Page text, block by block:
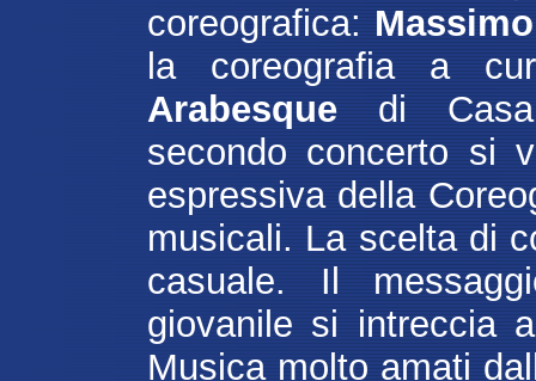
coreografica:
la coreografia a
Arabesque di
secondo concerto si
espressiva della
musicali. La scelta di
casuale. Il
giovanile si intreccia
Musica molto amati